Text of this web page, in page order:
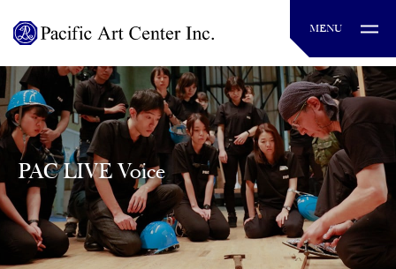
PAC LIVE Voice